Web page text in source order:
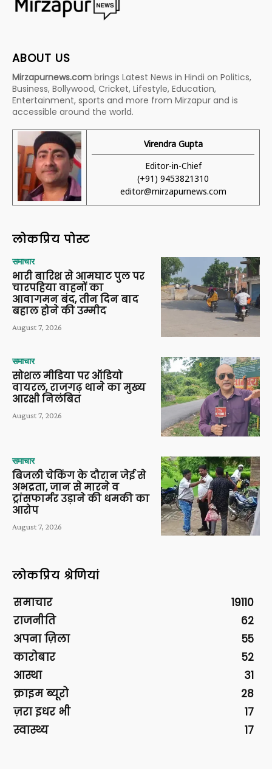
ABOUT US
Mirzapurnews.com brings Latest News in Hindi on Politics,
Business, Bollywood, Cricket, Lifestyle, Education,
Entertainment, sports and more from Mirzapur and is
accessible around the world.
Virendra Gupta
Editor-in-Chief
(+91) 9453821310
editor@mirzapurnews.com
लोकप्रिय पोस्ट
समाचार
भारी बारिश से आमघाट पुल पर
चारपहिया वाहनों का
आवागमन बंद, तीन दिन बाद
बहाल होने की उम्मीद
August 7, 2026
समाचार
सोशल मीडिया पर ऑडियो
वायरल, राजगढ़ थाने का मुख्य
आरक्षी निलंबित
August 7, 2026
समाचार
बिजली चेकिंग के दौरान जेई से
अभद्रता, जान से मारने व
ट्रांसफार्मर उड़ाने की धमकी का
आरोप
August 7, 2026
लोकप्रिय श्रेणियां
समाचार
19110
राजनीति
62
अपना ज़िला
55
कारोबार
52
आस्था
31
क्राइम ब्यूरो
28
ज़रा इधर भी
17
स्वास्थ्य
17